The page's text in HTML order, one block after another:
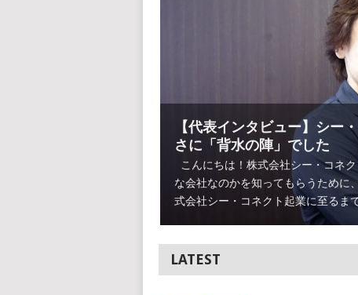
【代表インタビュー】シー
さに「背水の陣」でした
こんにちは！株式会社シー・コネ
な会社なのかを知ってもらうために
式会社シー・コネクト起業に至るま
LATEST